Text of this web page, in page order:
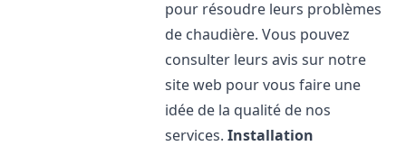
pour résoudre leurs problèmes
de chaudière. Vous pouvez
consulter leurs avis sur notre
site web pour vous faire une
idée de la qualité de nos
services.Installation